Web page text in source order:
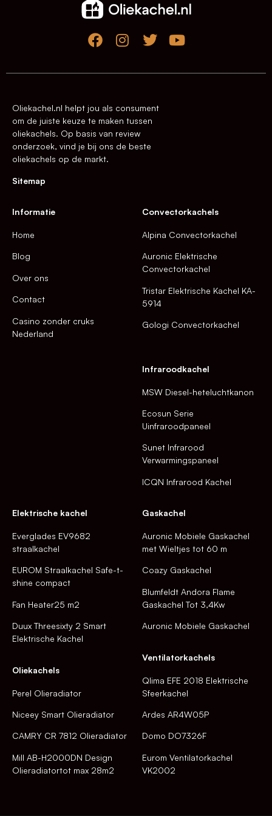
Oliekachel.nl helpt jou als consument
om de juiste keuze te maken tussen
oliekachels. Op basis van review
onderzoek, vind je bij ons de beste
oliekachels op de markt.
Sitemap
Informatie
Home
Blog
Over ons
Contact
Casino zonder cruks
Nederland
Convectorkachels
Alpina Convectorkachel
Auronic Elektrische
Convectorkachel
Tristar Elektrische Kachel KA-
5914
Gologi Convectorkachel
Infraroodkachel
MSW Diesel-heteluchtkanon
Ecosun Serie
Uinfraroodpaneel
Sunet Infrarood
Verwarmingspaneel
ICQN Infrarood Kachel
Elektrische kachel
Everglades EV9682
straalkachel
EUROM Straalkachel Safe-t-
shine compact
Fan Heater25 m2
Duux Threesixty 2 Smart
Elektrische Kachel
Oliekachels
Perel Olieradiator
Niceey Smart Olieradiator
CAMRY CR 7812 Olieradiator
Mill AB-H2000DN Design
Olieradiatortot max 28m2
Gaskachel
Auronic Mobiele Gaskachel
met Wieltjes tot 60 m
Coazy Gaskachel
Blumfeldt Andora Flame
Gaskachel Tot 3,4Kw
Auronic Mobiele Gaskachel
Ventilatorkachels
Qlima EFE 2018 Elektrische
Sfeerkachel
Ardes AR4W05P
Domo DO7326F
Eurom Ventilatorkachel
VK2002